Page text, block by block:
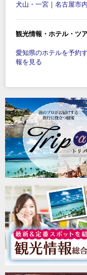
犬山・一宮 ｜ 名古屋市内
観光情報・ホテル・ツ
愛知県のホテルを予約
報を見る